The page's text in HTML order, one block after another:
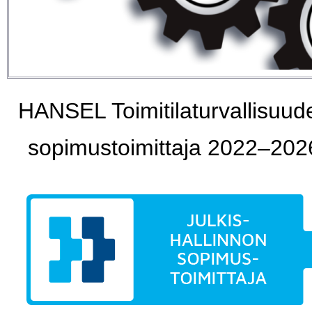
HANSEL
sopimustoimittaja